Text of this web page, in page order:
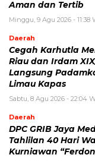
Aman dan Tertib
Minggu, 9 Agu 2026 - 11:38
Daerah
Cegah Karhutla
Riau dan Irdam
Langsung
Limau Kapas
Sabtu, 8 Agu 2026 - 22:04
Daerah
DPC GRIB Jaya
Tahlilan 40 Hari
Kurniawan